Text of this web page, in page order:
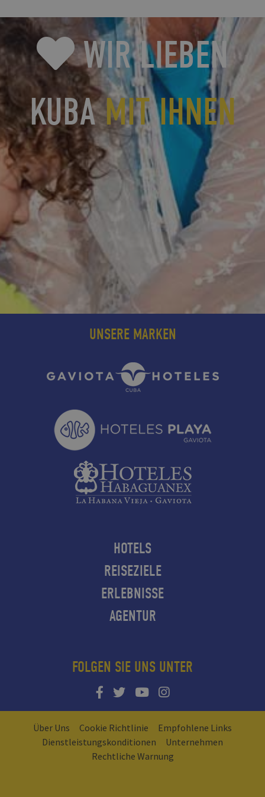
WIR LIEBEN
KUBAMIT IHNEN
UNSERE MARKEN
HOTELS
REISEZIELE
ERLEBNISSE
AGENTUR
FOLGEN SIE UNS UNTER
Über Uns Cookie Richtlinie
Empfohlene Links
Dienstleistungskonditionen
Unternehmen
Rechtliche Warnung